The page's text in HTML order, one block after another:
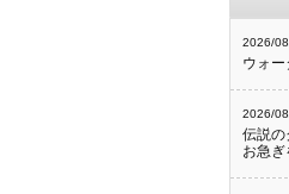
2026/
ウォ
2026/
伝説の
お急ぎ